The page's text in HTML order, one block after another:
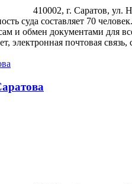
410002, г. Саратов, ул.
суда составляет 70
и обмен документами для
почтовая связь,